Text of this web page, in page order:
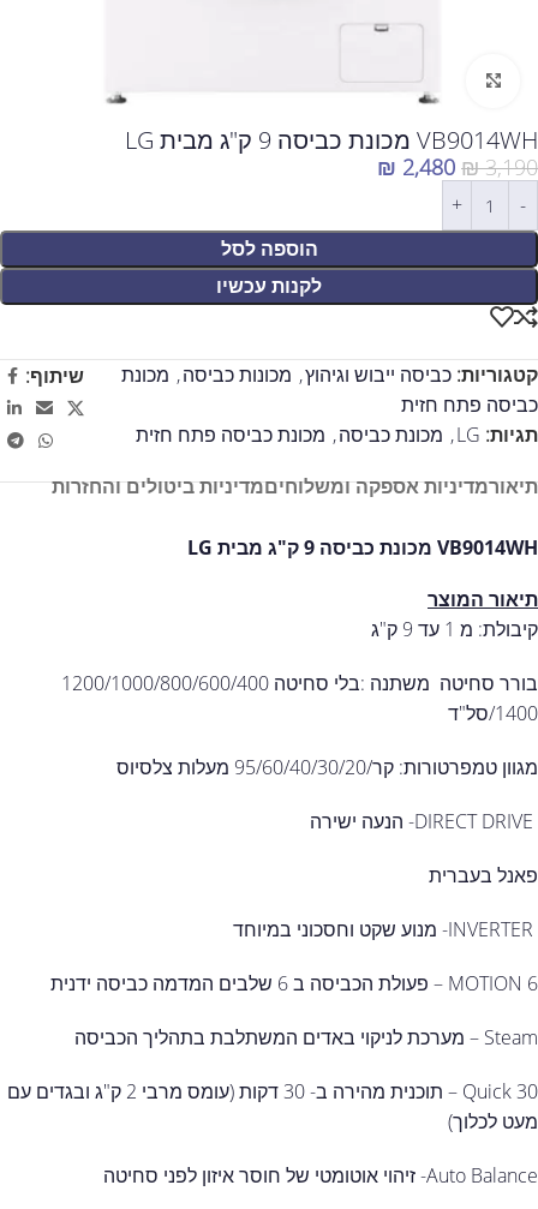
VB9014WH מכונת כביסה 9 ק"ג מבית LG
₪3,190
₪ 2,480
הוספה לסל
לקנות עכשיו
קטגוריות: כביסה ייבוש וגיהוץ, מכונות כביסה, מכונת
כביסה פתח חזית
תגיות: LG
, מכונת כביסה, מכונת כביסה פתח חזית
שיתוף:
תיאורמדיניות אספקה ומשלוחיםמדיניות ביטולים והחזרות
VB9014WH מכונת כביסה 9 ק"ג מבית LG
תיאור המוצר
קיבולת: מ 1 עד 9 ק"ג
בורר סחיטה משתנה :בלי סחיטה 1200/1000/800/600/400
1400/סל"ד
מגוון טמפרטורות: קר/95/60/40/30/20 מעלות צלסיוס
פאנל בעברית
6 MOTION – פעולת הכביסה ב 6 שלבים המדמה כביסה ידנית
Steam – מערכת לניקוי באדים המשתלבת בתהליך הכביסה
Quick 30 – תוכנית מהירה ב- 30 דקות (עומס מרבי 2 ק"ג ובגדים עם
מעט לכלוך)
Auto Balance- זיהוי אוטומטי של חוסר איזון לפני סחיטה
לחצו להגדלה